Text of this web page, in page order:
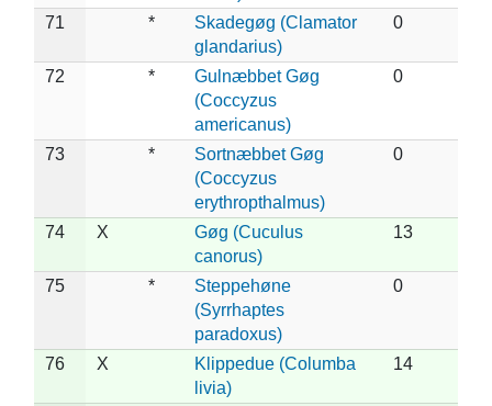
71 *
Skadegøg (Clamator
glandarius)
0
72 *
Gulnæbbet Gøg
(Coccyzus
americanus)
0
73 *
Sortnæbbet Gøg
(Coccyzus
erythropthalmus)
0
74 X
Gøg (Cuculus
canorus)
13
75 *
Steppehøne
(Syrrhaptes
paradoxus)
0
76 X
Klippedue (Columba
livia)
14